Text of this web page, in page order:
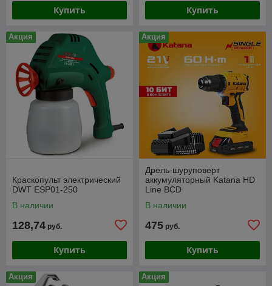
Купить Купить
Акция
Краскопульт электрический
DWT ESP01-250
В наличии
128,74 руб.
Купить
Акция
Дрель-шуруповерт
аккумуляторный Katana HD
Line BCD
ч,Li-ion,10 бит,кор.)
В наличии
475 руб.
Купить
Акция Акция